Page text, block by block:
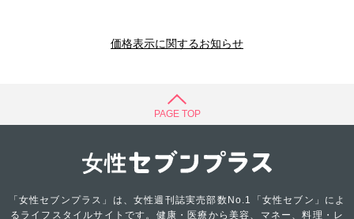
価格表示に関するお知らせ
PAGE TOP
「女性セブンプラス」は、女性週刊誌実売部数No.1「女性セブン」によ
るライフスタイルサイトです。健康・医療から美容、マネー、料理・レ